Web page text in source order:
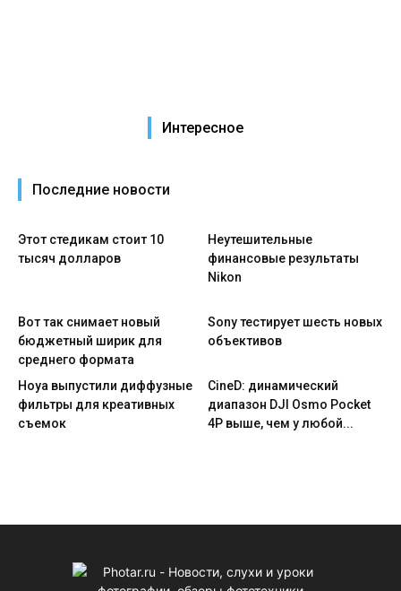
Интересное
Последние новости
Этот стедикам стоит 10
тысяч долларов
Неутешительные
финансовые результаты
Nikon
Вот так снимает новый
бюджетный ширик для
среднего формата
Sony тестирует шесть новых
объективов
Hoya выпустили диффузные
фильтры для креативных
съемок
CineD: динамический
диапазон DJI Osmo Pocket
4P выше, чем у любой...